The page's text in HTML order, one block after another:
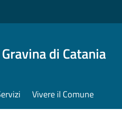
di Catania
Vivere il Comune